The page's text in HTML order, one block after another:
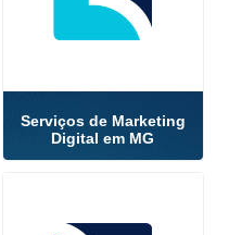
Serviços de Marketing
Digital em MG